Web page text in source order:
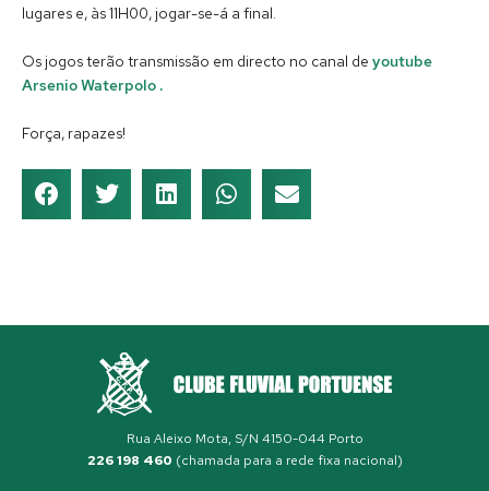
lugares e, às 11H00, jogar-se-á a final.
Os jogos terão transmissão em directo no canal de youtube
Arsenio Waterpolo .
Força, rapazes!
Rua Aleixo Mota, S/N 4150-044 Porto
226 198 460 (chamada para a rede fixa nacional)